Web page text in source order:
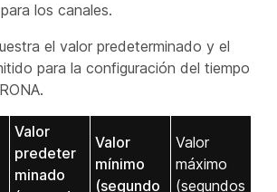
los canales.
el valor predeterminado y el
para la configuración del tiempo
Valor
predeter
minado
Valor
mínimo
(segundo
Valor
máximo
(segundos